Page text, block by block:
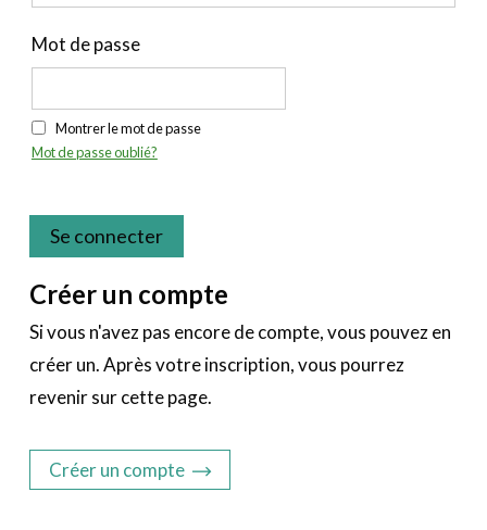
Mot de passe
Montrer le mot de passe
Mot de passe oublié?
Se connecter
Créer un compte
Si vous n'avez pas encore de compte, vous pouvez en
créer un. Après votre inscription, vous pourrez
revenir sur cette page.
Créer un compte